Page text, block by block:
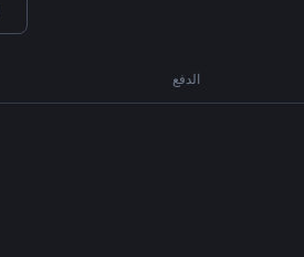
الدفع